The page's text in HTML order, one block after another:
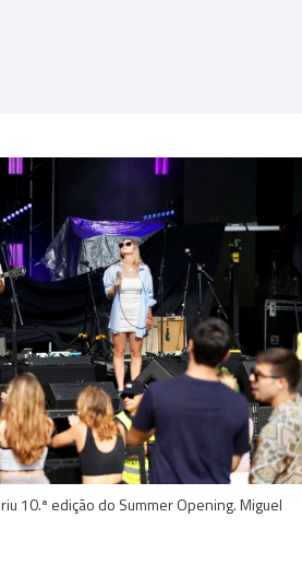
10.ª edição do Summer Opening. Miguel